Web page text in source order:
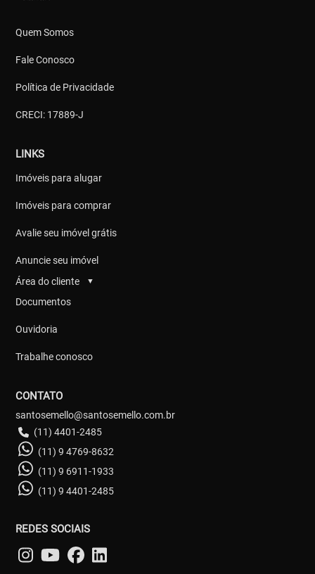
Quem Somos
Fale Conosco
Política de Privacidade
CRECI: 17889-J
LINKS
Imóveis para alugar
Imóveis para comprar
Avalie seu imóvel grátis
Anuncie seu imóvel
Área do cliente
▼
Documentos
Ouvidoria
Trabalhe conosco
CONTATO
santosemello@santosemello.com.br
(11) 4401-2485
(11) 9 4769-8632
(11) 9 6911-1933
(11) 9 4401-2485
REDES SOCIAIS